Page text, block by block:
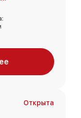
Открыта